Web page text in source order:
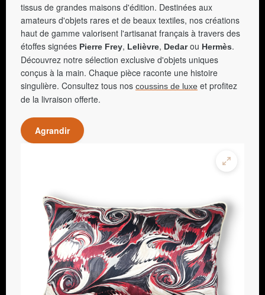
tissus de grandes maisons d'édition. Destinées aux
amateurs d'objets rares et de beaux textiles, nos créations
haut de gamme valorisent l'artisanat français à travers des
étoffes signées Pierre Frey, Lelièvre, Dedarou Hermès.
Découvrez notre sélection exclusive d'objets uniques
conçus à la main. Chaque pièce raconte une histoire
singulière. Consultez tous nos coussins de luxe et profitez
de la livraison offerte.
Agrandir